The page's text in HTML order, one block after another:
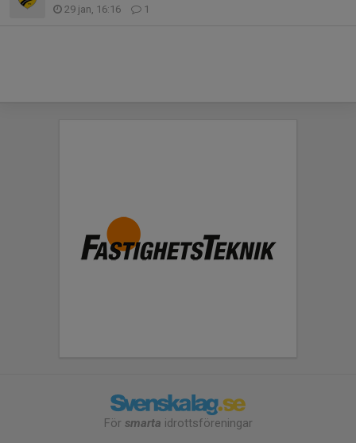
29 jan, 16:16 1
För smarta idrottsföreningar